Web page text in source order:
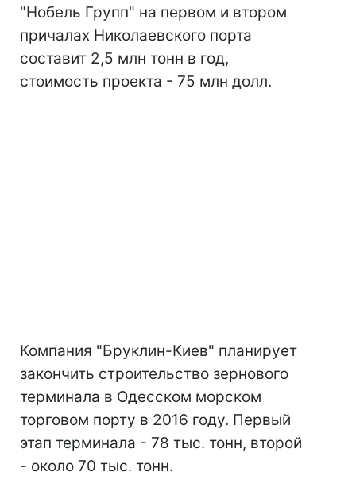
"Нобель Групп" на первом и втором
причалах Николаевского порта
составит 2,5 млн тонн в год,
стоимость проекта - 75 млн долл.
Компания "Бруклин-Киев" планирует
закончить строительство зернового
терминала в Одесском морском
торговом порту в 2016 году. Первый
этап терминала - 78 тыс. тонн, второй
- около 70 тыс. тонн.